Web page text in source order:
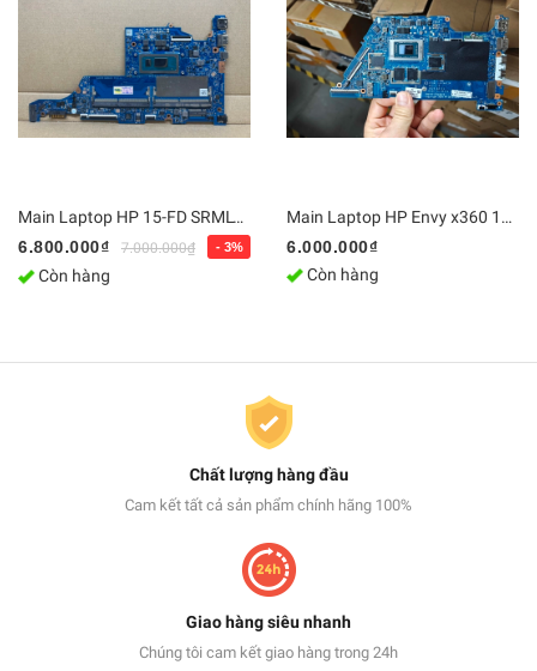
Main Laptop HP 15-FD SRMLY / i7-1355U, DA0PDIMB8G0 | Bo mạch chủ Zin, Chính Hãng
6.800.000₫
7.000.000₫ - 3%
Còn hàng
Main Laptop HP Envy x360 14-fa0013dx Ryzen 5 8640HS / Ram 16GB - LA-N472P | Bo mạch chủ Zin [Chính Hãng]
6.000.000₫
Còn hàng
Chất lượng hàng đầu
Cam kết tất cả sản phẩm chính hãng 100%
Giao hàng siêu nhanh
Chúng tôi cam kết giao hàng trong 24h